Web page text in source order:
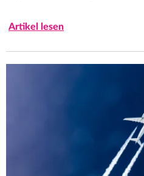
Artikel lesen